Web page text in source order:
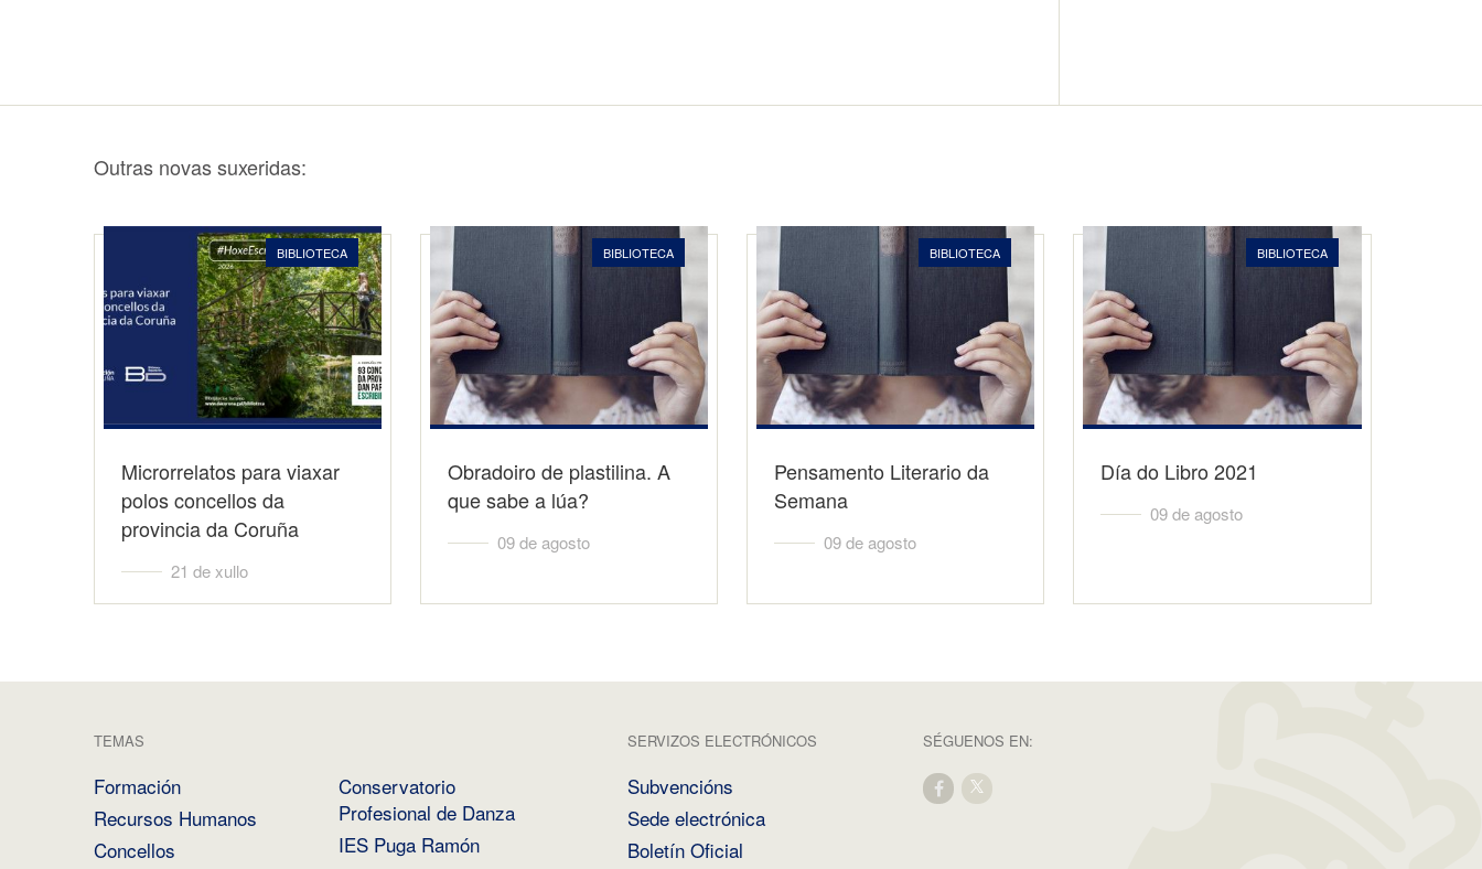
Outras novas suxeridas:
BIBLIOTECA
Microrrelatos para viaxar
polos concellos da
provincia da Coruña
21 de xullo
BIBLIOTECA
Obradoiro de plastilina. A
que sabe a lúa?
09 de agosto
BIBLIOTECA
Pensamento Literario da
Semana
09 de agosto
BIBLIOTECA
Día do Libro 2021
09 de agosto
TEMAS
Formación
Recursos Humanos
Concellos
Conservatorio
Profesional de Danza
IES Puga Ramón
SERVIZOS ELECTRÓNICOS
Subvencións
Sede electrónica
Boletín Oficial
SÉGUENOS EN: